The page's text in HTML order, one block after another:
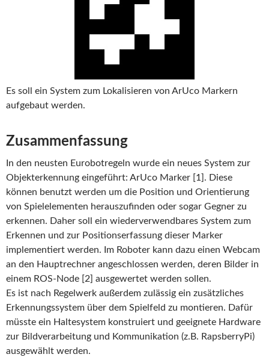
Es soll ein System zum Lokalisieren von ArUco Markern
aufgebaut werden.
Zusammenfassung
In den neusten Eurobotregeln wurde ein neues System zur
Objekterkennung eingeführt: ArUco Marker [1]. Diese
können benutzt werden um die Position und Orientierung
von Spielelementen herauszufinden oder sogar Gegner zu
erkennen. Daher soll ein wiederverwendbares System zum
Erkennen und zur Positionserfassung dieser Marker
implementiert werden. Im Roboter kann dazu einen Webcam
an den Hauptrechner angeschlossen werden, deren Bilder in
einem ROS-Node [2] ausgewertet werden sollen.
Es ist nach Regelwerk außerdem zulässig ein zusätzliches
Erkennungssystem über dem Spielfeld zu montieren. Dafür
müsste ein Haltesystem konstruiert und geeignete Hardware
zur Bildverarbeitung und Kommunikation (z.B. RapsberryPi)
ausgewählt werden.